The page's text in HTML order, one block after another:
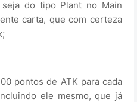
do tipo Plant no Main
carta, que com certeza
pontos de ATK para cada
ele mesmo, que já